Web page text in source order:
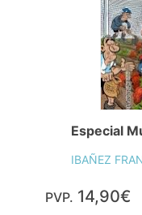
Especial
IBAÑEZ
PVP. 14,90€